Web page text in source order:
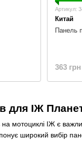
для ІЖ
мотоциклі ІЖ є
широкий вибір
Артикул:
Китай
Панель
363 грн